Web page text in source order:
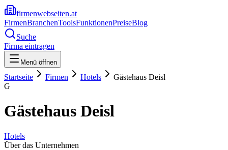
firmenwebseiten.at
FirmenBranchenToolsFunktionenPreiseBlog
Suche
Firma eintragen
Menü öffnen
Startseite Firmen Hotels
Gästehaus Deisl
G
Gästehaus Deisl
Hotels
Über das Unternehmen